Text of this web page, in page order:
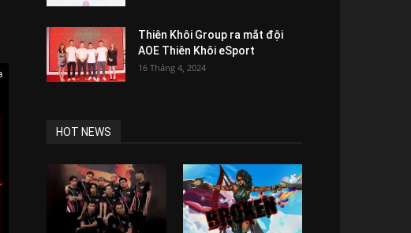
Thiên Khôi Group ra mắt đội
AOE Thiên Khôi eSport
16 Tháng 4, 2024
HOT NEWS